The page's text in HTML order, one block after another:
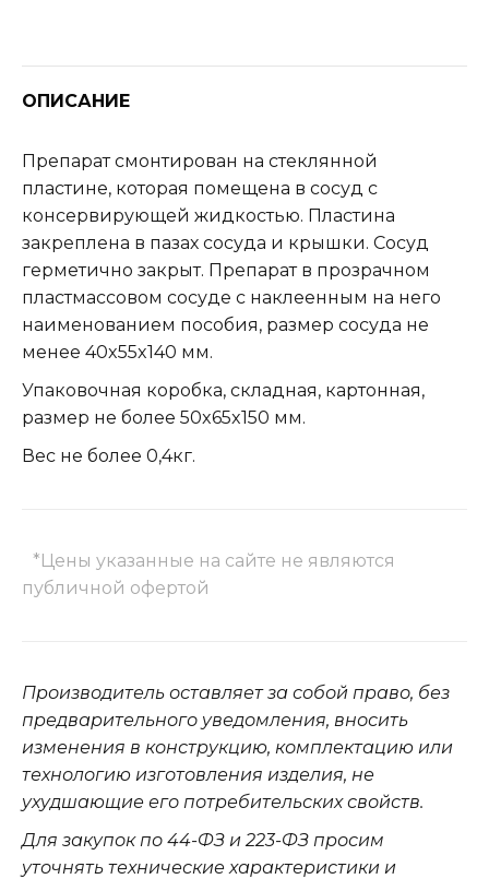
ОПИСАНИЕ
Препарат смонтирован на стеклянной
пластине, которая помещена в сосуд с
консервирующей жидкостью. Пластина
закреплена в пазах сосуда и крышки. Сосуд
герметично закрыт. Препарат в прозрачном
пластмассовом сосуде с наклеенным на него
наименованием пособия, размер сосуда не
менее 40x55x140 мм.
Упаковочная коробка, складная, картонная,
размер не более 50x65x150 мм.
Вес не более 0,4кг.
*Цены указанные на сайте не являются
публичной офертой
Производитель оставляет за собой право, без
предварительного уведомления, вносить
изменения в конструкцию, комплектацию или
технологию изготовления изделия, не
ухудшающие его потребительских свойств.
Для закупок по 44-ФЗ и 223-ФЗ просим
уточнять технические характеристики и